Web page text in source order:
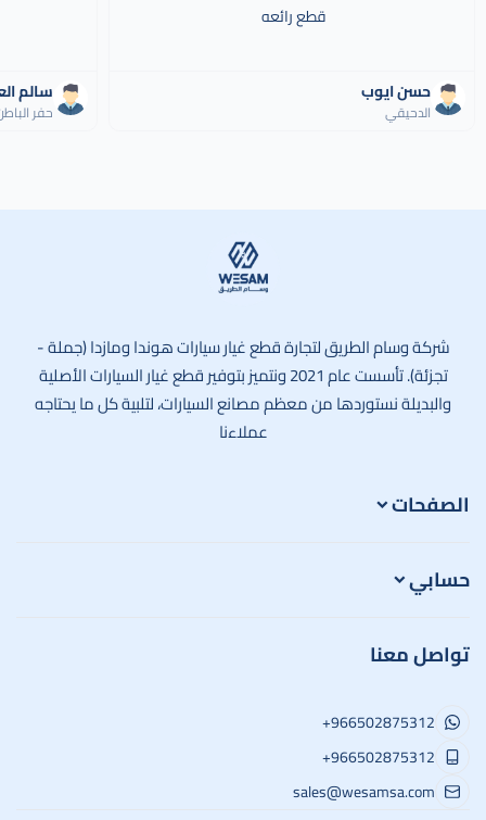
قطع رائعه
حسن ايوب
الدحيقي
سالم
حفر
شركة وسام الطريق لتجارة قطع غيار سيارات هوندا ومازدا (جملة -
تجزئة). تأسست عام 2021 ونتميز بتوفير قطع غيار السيارات الأصلية
والبديلة نستوردها من معظم مصانع السيارات، لتلبية كل ما يحتاجه
عملاءنا
الصفحات
حسابي
تواصل معنا
+966502875312
+966502875312
sales@wesamsa.com